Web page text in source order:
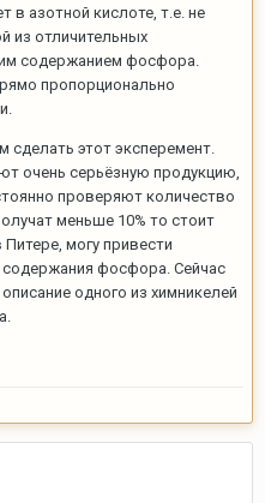
в азотной кислоте, т.е. не
из отличительных
содержанием фосфора.
пропорционально
этот эксперемент.
очень серьёзную продукцию,
проверяют количество
меньше 10% то стоит
могу привести
фосфора. Сейчас
одного из химникелей